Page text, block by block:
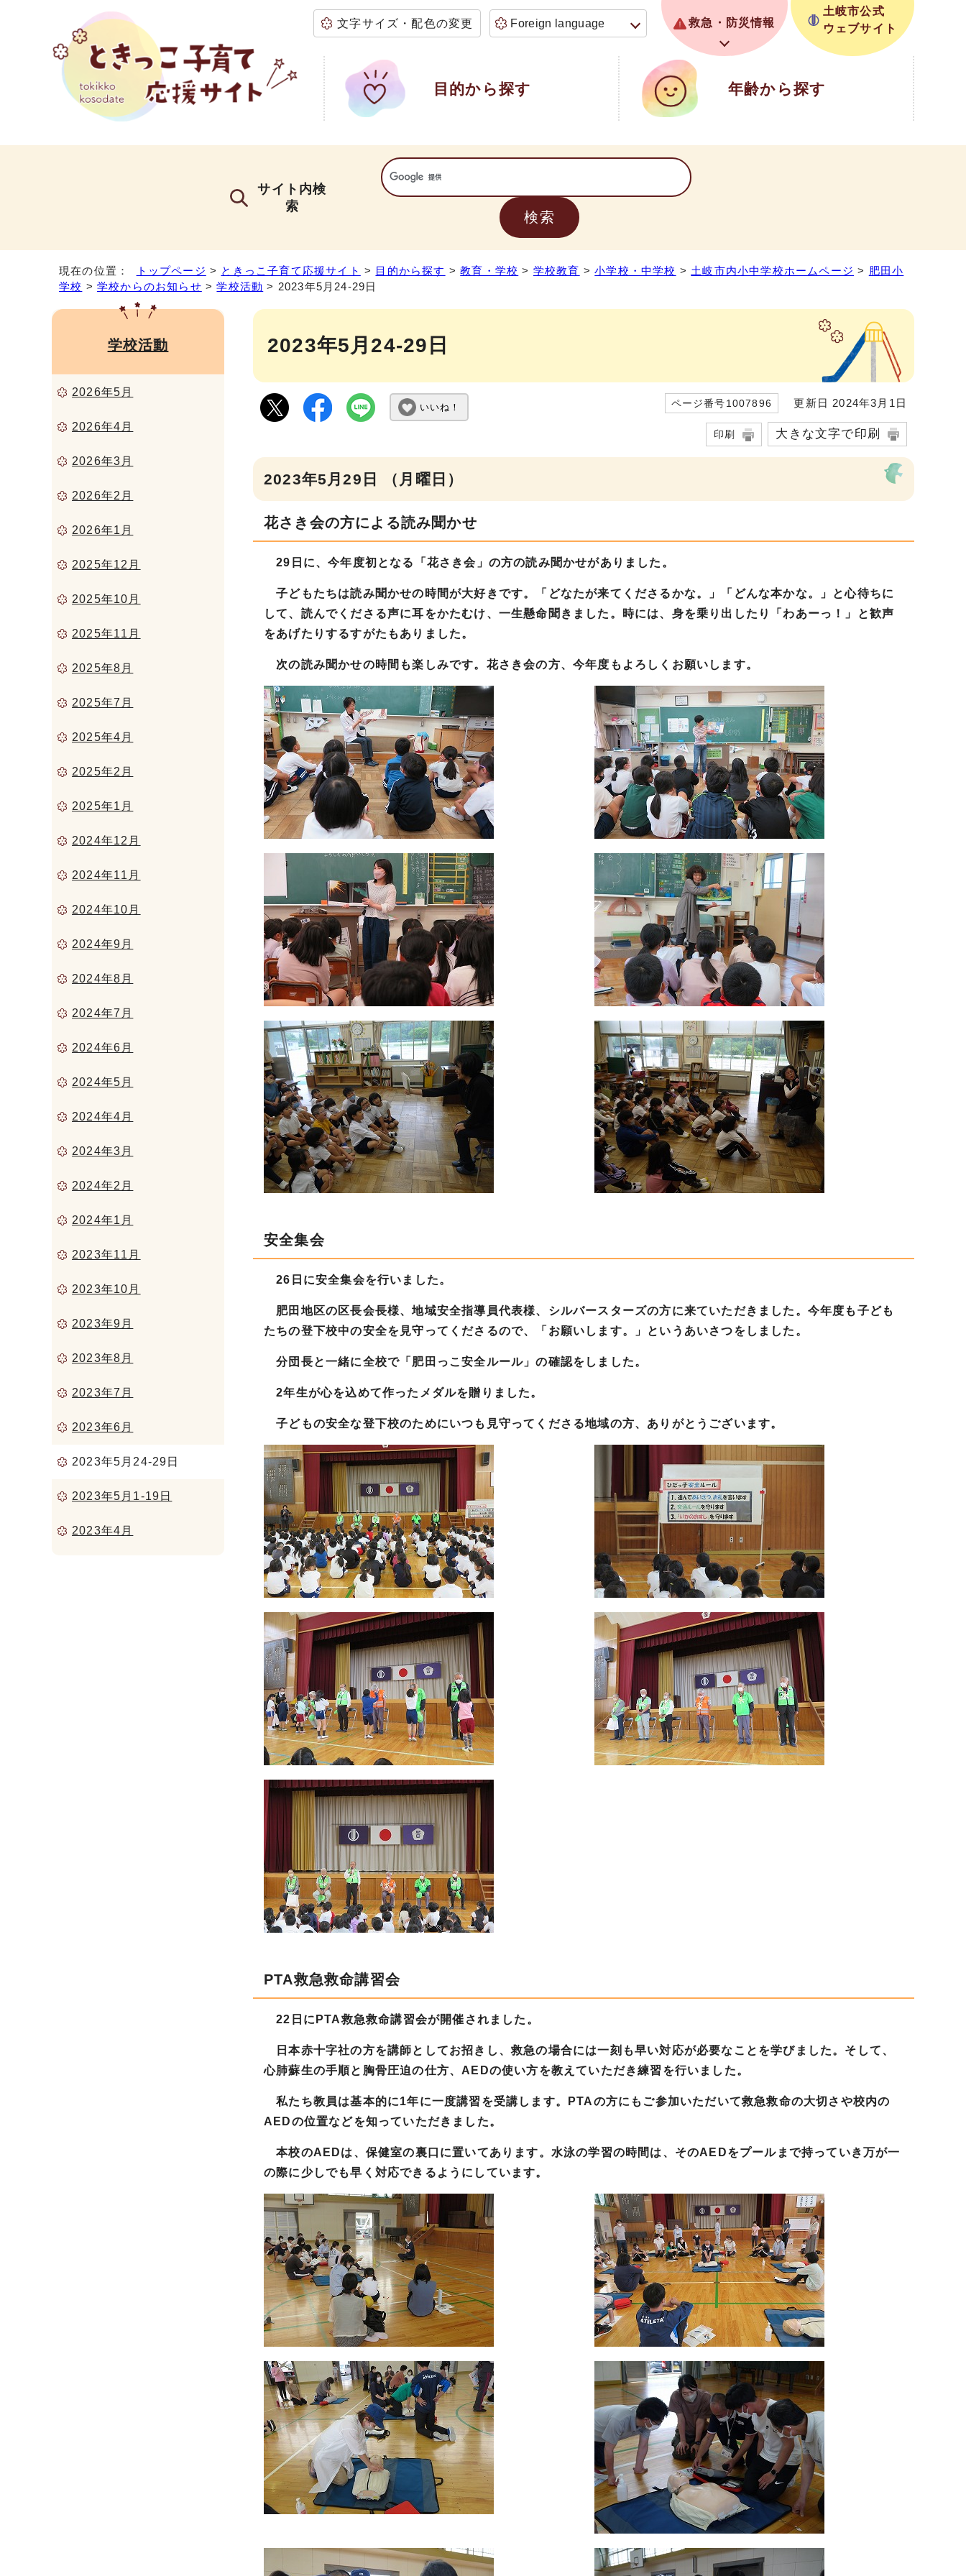
文字サイズ・配色の変更 Foreign language 救急・防災情報
土岐市公式
ウェブサイト
目的から探す 年齢から探す
サイト内検
索
現在の位置： トップページ > ときっこ子育て応援サイト > 目的から探す >教育・学校 > 学校教育 >小学校・中学校 > 土岐市内小中学校ホームページ > 肥田小
学校 >学校からのお知らせ >学校活動 > 2023年5月24-29日
2023年5月24-29日
いいね！ ページ番号1007896 更新日 2024年3月1日
印刷 大きな文字で印刷
2023年5月29日 （月曜日）
花さき会の方による読み聞かせ
29日に、今年度初となる「花さき会」の方の読み聞かせがありました。
子どもたちは読み聞かせの時間が大好きです。「どなたが来てくださるかな。」「どんな本かな。」と心待ちに
して、読んでくださる声に耳をかたむけ、一生懸命聞きました。時には、身を乗り出したり「わあーっ！」と歓声
をあげたりするすがたもありました。
次の読み聞かせの時間も楽しみです。花さき会の方、今年度もよろしくお願いします。
安全集会
26日に安全集会を行いました。
肥田地区の区長会長様、地域安全指導員代表様、シルバースターズの方に来ていただきました。今年度も子ども
たちの登下校中の安全を見守ってくださるので、「お願いします。」というあいさつをしました。
分団長と一緒に全校で「肥田っこ安全ルール」の確認をしました。
2年生が心を込めて作ったメダルを贈りました。
子どもの安全な登下校のためにいつも見守ってくださる地域の方、ありがとうございます。
PTA救急救命講習会
22日にPTA救急救命講習会が開催されました。
日本赤十字社の方を講師としてお招きし、救急の場合には一刻も早い対応が必要なことを学びました。そして、
心肺蘇生の手順と胸骨圧迫の仕方、AEDの使い方を教えていただき練習を行いました。
私たち教員は基本的に1年に一度講習を受講します。PTAの方にもご参加いただいて救急救命の大切さや校内の
AEDの位置などを知っていただきました。
本校のAEDは、保健室の裏口に置いてあります。水泳の学習の時間は、そのAEDをプールまで持っていき万が一
の際に少しでも早く対応できるようにしています。
学校活動
2026年5月
2026年4月
2026年3月
2026年2月
2026年1月
2025年12月
2025年10月
2025年11月
2025年8月
2025年7月
2025年4月
2025年2月
2025年1月
2024年12月
2024年11月
2024年10月
2024年9月
2024年8月
2024年7月
2024年6月
2024年5月
2024年4月
2024年3月
2024年2月
2024年1月
2023年11月
2023年10月
2023年9月
2023年8月
2023年7月
2023年6月
2023年5月24-29日
2023年5月1-19日
2023年4月